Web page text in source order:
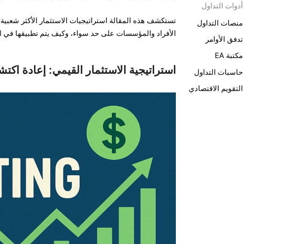
أدوات التداول
منصات التداول
تدفق الأوامر
مكتبة EA
حاسبات التداول
التقويم الاقتصادي
تستكشف هذه المقالة استراتيجيات الاستثمار الأكثر
الأفراد والمؤسسات على حد سواء، وكيف يتم تطبيقها في
استراتيجية الاستثمار القيمي: إعادة